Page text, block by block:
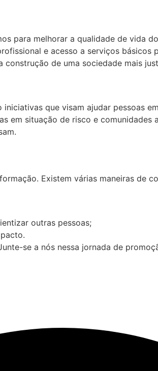
para melhorar a qualidade de vida
e acesso a serviços básicos
de uma sociedade mais
que visam ajudar pessoas
em situação de risco e
Existem várias maneiras de
outras pessoas;
se a nós nessa jornada de